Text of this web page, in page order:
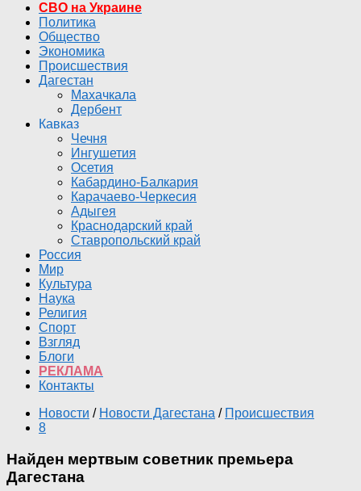
СВО на Украине
Политика
Общество
Экономика
Происшествия
Дагестан
Махачкала
Дербент
Кавказ
Чечня
Ингушетия
Осетия
Кабардино-Балкария
Карачаево-Черкесия
Адыгея
Краснодарский край
Ставропольский край
Россия
Мир
Культура
Наука
Религия
Спорт
Взгляд
Блоги
РЕКЛАМА
Контакты
Новости / Новости Дагестана / Происшествия
8
Найден мертвым советник премьера
Дагестана